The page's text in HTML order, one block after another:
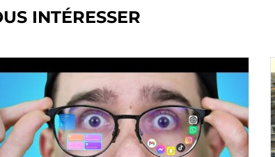
INTÉRESSER